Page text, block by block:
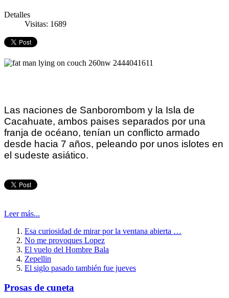
Detalles
Visitas: 1689
Las naciones de Sanborombom y la Isla de
Cacahuate, ambos paises separados por una
franja de océano, tenían un conflicto armado
desde hacia 7 años, peleando por unos islotes en
el sudeste asiático.
Leer más...
Esa curiosidad de mirar por la ventana abierta …
No me provoques Lopez
El vuelo del Hombre Bala
Zepellin
El siglo pasado también fue jueves
Prosas de cuneta